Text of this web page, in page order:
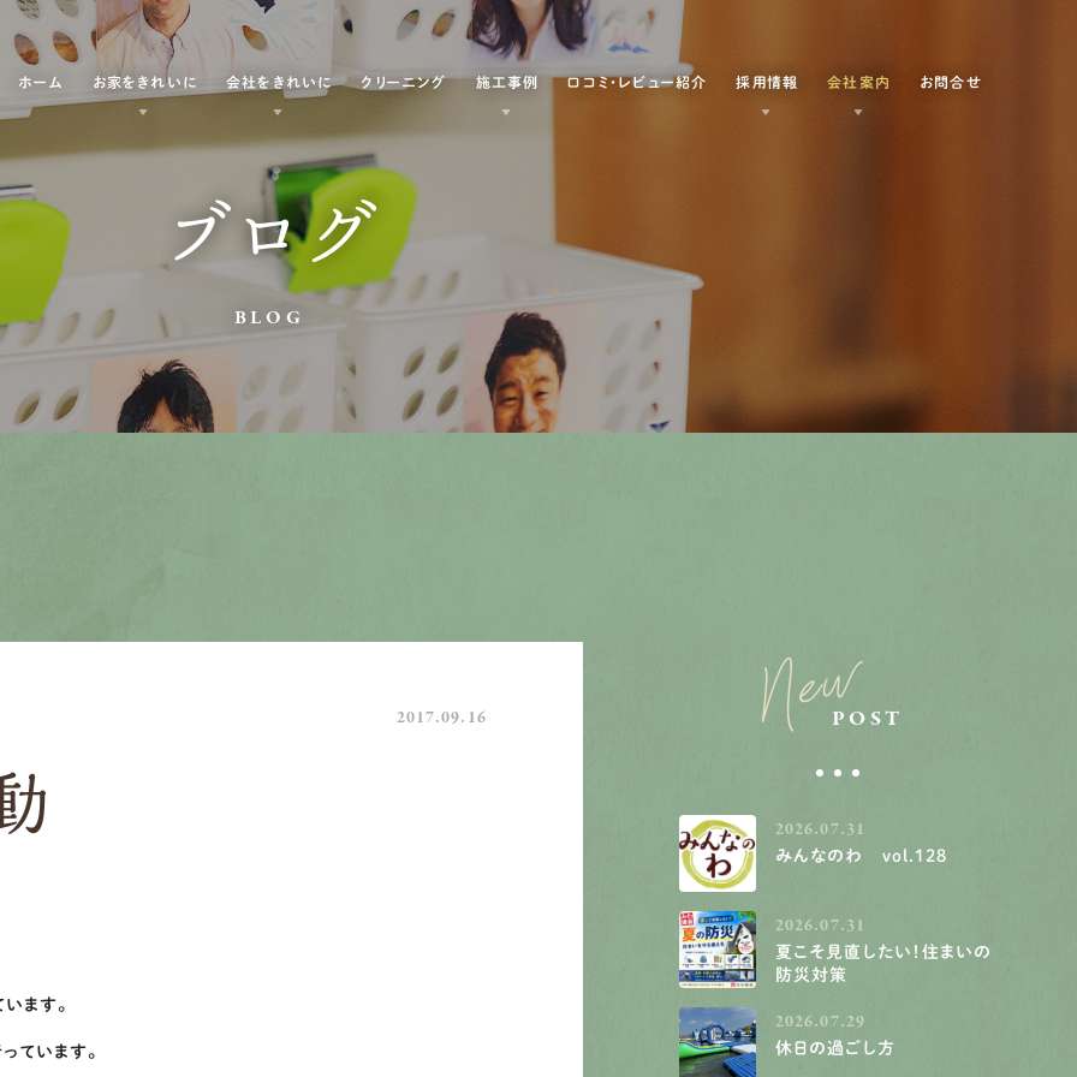
ホーム お家をきれいに 会社をきれいに クリーニング 施工事例 口コミ・レビュー紹介 採用情報 会社案内 お問合せ
ブログ
BLOG
2017.09.16
ます。
ています。
NewPOST
2026.07.31
みんなのわ vol.128
2026.07.31
夏こそ見直したい！住まいの
防災対策
2026.07.29
休日の過ごし方